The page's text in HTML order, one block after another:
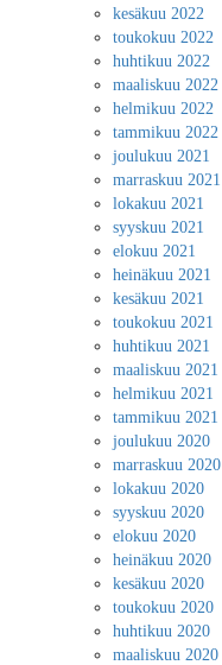
kesäkuu 2022
toukokuu 2022
huhtikuu 2022
maaliskuu 2022
helmikuu 2022
tammikuu 2022
joulukuu 2021
marraskuu 2021
lokakuu 2021
syyskuu 2021
elokuu 2021
heinäkuu 2021
kesäkuu 2021
toukokuu 2021
huhtikuu 2021
maaliskuu 2021
helmikuu 2021
tammikuu 2021
joulukuu 2020
marraskuu 2020
lokakuu 2020
syyskuu 2020
elokuu 2020
heinäkuu 2020
kesäkuu 2020
toukokuu 2020
huhtikuu 2020
maaliskuu 2020